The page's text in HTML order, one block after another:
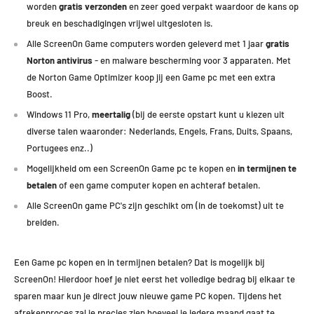
wordengratis verzondenen zeer goed verpakt waardoor de kans op
breuk en beschadigingen vrijwel uitgesloten is.
Alle ScreenOn Game computers worden geleverd met 1 jaargratis
Norton antivirus - en malware bescherming voor 3 apparaten. Met
de Norton Game Optimizer koop jij een Game pc met een extra
Boost.
Windows 11 Pro,meertalig(bij de eerste opstart kunt u kiezen uit
diverse talen waaronder: Nederlands, Engels, Frans, Duits, Spaans,
Portugees enz..)
Mogelijkheid om een ScreenOn Game pc te kopen enin termijnen te
betalenof een game computer kopen en achteraf betalen.
Alle ScreenOn game PC's zijn geschikt om (in de toekomst) uit te
breiden.
Een Game pc kopen en in termijnen betalen? Dat is mogelijk bij
ScreenOn! Hierdoor hoef je niet eerst het volledige bedrag bij elkaar te
sparen maar kun je direct jouw nieuwe game PC kopen. Tijdens het